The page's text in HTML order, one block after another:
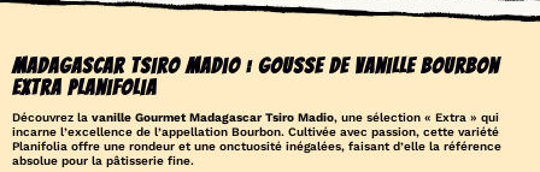
Madagascar Tsiro Madio : Gousse de Vanille Bourbon
Extra Planifolia
Découvrez la vanille Gourmet Madagascar Tsiro Madio, une sélection « Extra » qui
incarne l’excellence de l’appellation Bourbon. Cultivée avec passion, cette variété
Planifolia offre une rondeur et une onctuosité inégalées, faisant d’elle la référence
absolue pour la pâtisserie fine.